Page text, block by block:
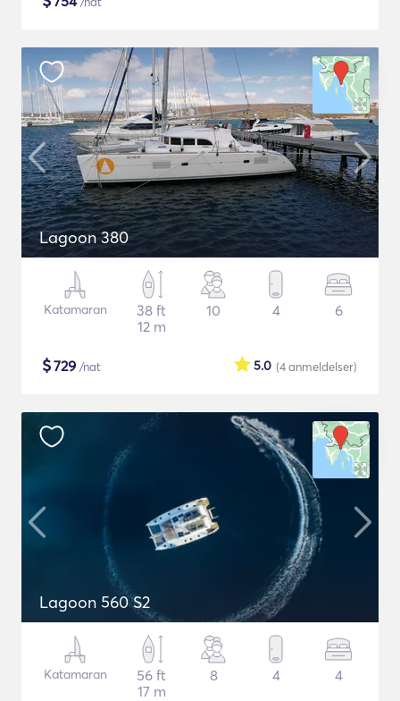
Lagoon 380
Katamaran
38 ft
12 m
10 4 6
$729 /nat (4anmeldelser)
5.0
Lagoon 560 S2
Katamaran
56 ft
17 m
8 4 4